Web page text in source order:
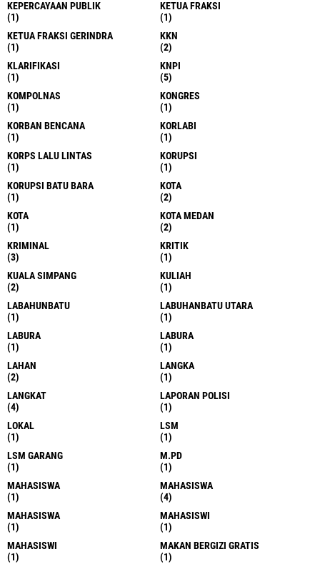
KEPERCAYAAN PUBLIK
(1)
KETUA FRAKSI
(1)
KETUA FRAKSI GERINDRA
(1)
KKN
(2)
KLARIFIKASI
(1)
KNPI
(5)
KOMPOLNAS
(1)
KONGRES
(1)
KORBAN BENCANA
(1)
KORLABI
(1)
KORPS LALU LINTAS
(1)
KORUPSI
(1)
KORUPSI BATU BARA
(1)
KOTA
(2)
KOTA
(1)
KOTA MEDAN
(2)
KRIMINAL
(3)
KRITIK
(1)
KUALA SIMPANG
(2)
KULIAH
(1)
LABAHUNBATU
(1)
LABUHANBATU UTARA
(1)
LABURA
(1)
LABURA
(1)
LAHAN
(2)
LANGKA
(1)
LANGKAT
(4)
LAPORAN POLISI
(1)
LOKAL
(1)
LSM
(1)
LSM GARANG
(1)
M.PD
(1)
MAHASISWA
(1)
MAHASISWA
(4)
MAHASISWA
(1)
MAHASISWI
(1)
MAHASISWI
(1)
MAKAN BERGIZI GRATIS
(1)